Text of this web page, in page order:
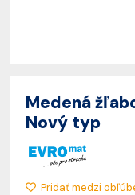
Medená
Nový typ
Pridať medzi